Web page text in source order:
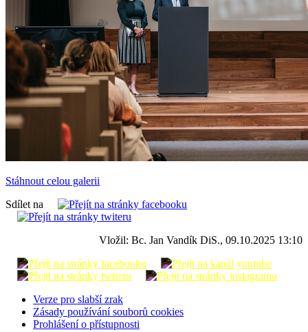
Stáhnout celou galerii
Sdílet na
Vložil: Bc. Jan Vandík DiS., 09.10.2025 13:10
Verze pro slabší zrak
Zásady používání souborů cookies
Prohlášení o přístupnosti